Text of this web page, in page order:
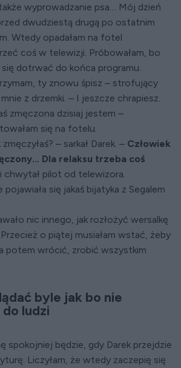
wyprowadzanie psa… Mój dzień
dwudziestą drugą po ostatnim
Wtedy opadałam na fotel
coś w telewizji. Próbowałam, bo
się dotrwać do końca programu.
ty znowu śpisz – strofujący
z drzemki. – I jeszcze chrapiesz.
zmęczona dzisiaj jestem –
się na fotelu.
– sarkał Darek. – Człowiek
Dla relaksu trzeba coś
chwytał pilot od telewizora.
pojawiała się jakaś bijatyka z Segalem
nic innego, jak rozłożyć wersalkę
o piątej musiałam wstać, żeby
potem wrócić, zrobić wszystkim
byle jak bo nie
ludzi
spokojniej będzie, gdy Darek przejdzie
Liczyłam, że wtedy zaczepię się